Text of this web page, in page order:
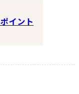
イント